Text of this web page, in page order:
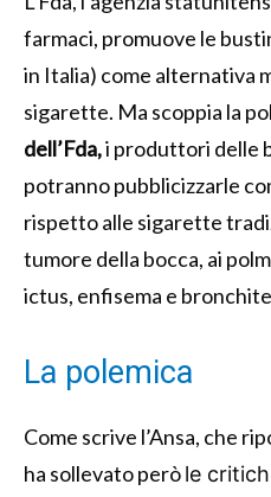
farmaci, promuove le
in Italia) come alternativa
sigarette. Ma scoppia la
dell’Fda,i produttori delle
potranno pubblicizzarle
rispetto alle sigarette
tumore della bocca, ai
ictus, enfisema e
La polemica
Come scrive l’Ansa, che
ha sollevato peròle